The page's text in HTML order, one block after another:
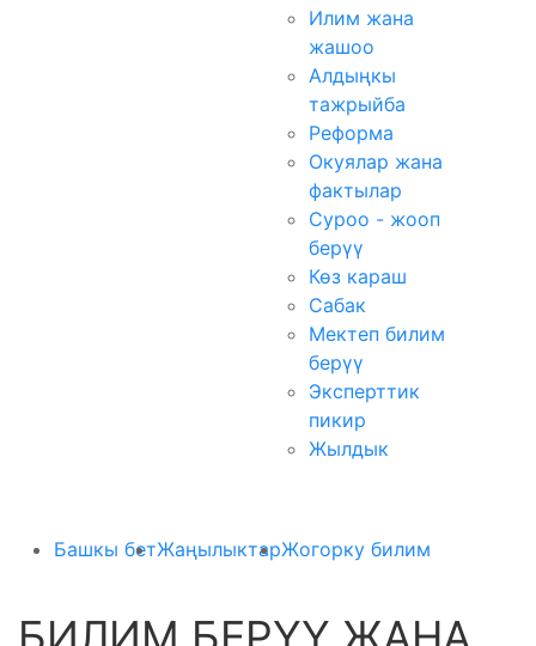
Илим жана
жашоо
Алдыңкы
тажрыйба
Реформа
Окуялар жана
фактылар
Суроо - жооп
берүү
Көз караш
Сабак
Мектеп билим
берүү
Эксперттик
пикир
Жылдык
Башкы бетЖаңылыктарЖогорку билим